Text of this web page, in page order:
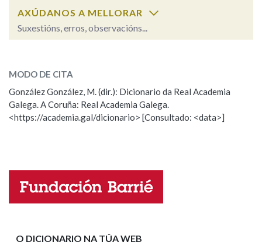
OUTRAS OPCIÓNS DE BUSCA
Pertence a
AXÚDANOS A MELLORAR
Suxestións, erros, observacións...
ESCOLLE UNHA OPCIÓN:
Observación Hai un erro na palabra
Propoño mellorar a definición
Nome
MODO DE CITA
González González, M. (dir.): Dicionario da Real Academia
Galega. A Coruña: Real Academia Galega.
<https://academia.gal/dicionario> [Consultado: <data>]
O DICIONARIO NA TÚA WEB